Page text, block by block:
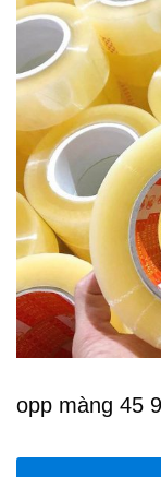
opp màng 45